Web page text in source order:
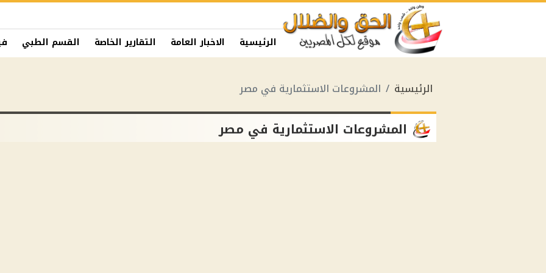
الرئيسية الاخبار العامة التقارير الخاصة القسم الطبي
الرئيسية المشروعات الاستثمارية في مصر
المشروعات الاستثمارية في مصر